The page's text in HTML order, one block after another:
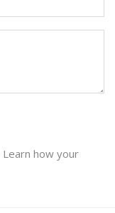
Learn how your